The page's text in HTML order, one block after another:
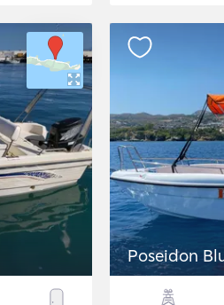
Poseidon